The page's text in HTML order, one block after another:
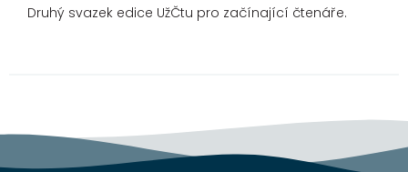
Druhý svazek edice UžČtu pro začínající čtenáře.